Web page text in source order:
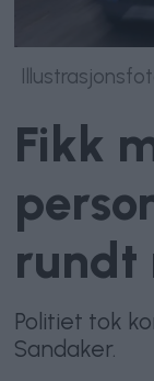
Fikk
rundt
Politiet tok
Sandaker.